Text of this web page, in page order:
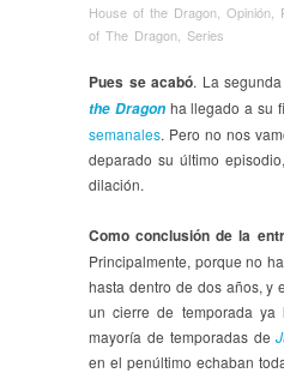
House of the Dragon Opinión
of The Dragon
Series
Pues se acabó. La
the Dragonha llegado a su
semanales. Pero no nos
deparado su último
dilación.
Como conclusión de la
Principalmente, porque no
hasta dentro de dos años, y
un cierre de temporada
mayoría de temporadas de
en el penúltimo echaban